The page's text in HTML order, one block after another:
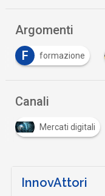
Argomenti
F
formazione
Canali
Mercati digitali
InnovAttori